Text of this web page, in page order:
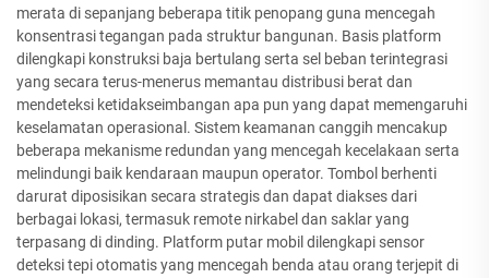
merata di sepanjang beberapa titik penopang guna mencegah
konsentrasi tegangan pada struktur bangunan. Basis platform
dilengkapi konstruksi baja bertulang serta sel beban terintegrasi
yang secara terus-menerus memantau distribusi berat dan
mendeteksi ketidakseimbangan apa pun yang dapat memengaruhi
keselamatan operasional. Sistem keamanan canggih mencakup
beberapa mekanisme redundan yang mencegah kecelakaan serta
melindungi baik kendaraan maupun operator. Tombol berhenti
darurat diposisikan secara strategis dan dapat diakses dari
berbagai lokasi, termasuk remote nirkabel dan saklar yang
terpasang di dinding. Platform putar mobil dilengkapi sensor
deteksi tepi otomatis yang mencegah benda atau orang terjepit di